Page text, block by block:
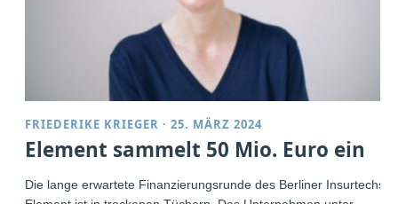
FRIEDERIKE KRIEGER ·25. MÄRZ 2024
Element sammelt 50 Mio. Euro ein
Die lange erwartete Finanzierungsrunde des Berliner Insurtechs